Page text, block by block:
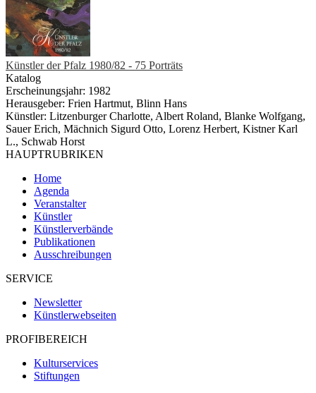
Künstler der Pfalz 1980/82 - 75 Porträts
Katalog
Erscheinungsjahr: 1982
Herausgeber: Frien Hartmut, Blinn Hans
Künstler: Litzenburger Charlotte, Albert Roland, Blanke Wolfgang,
Sauer Erich, Mächnich Sigurd Otto, Lorenz Herbert, Kistner Karl
L., Schwab Horst
HAUPTRUBRIKEN
Home
Agenda
Veranstalter
Künstler
Künstlerverbände
Publikationen
Ausschreibungen
SERVICE
Newsletter
Künstlerwebseiten
PROFIBEREICH
Kulturservices
Stiftungen